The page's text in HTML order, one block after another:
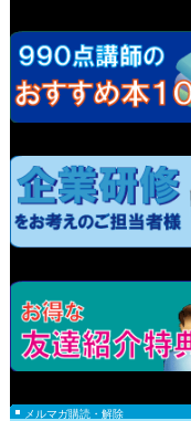
メルマガ購読・解除